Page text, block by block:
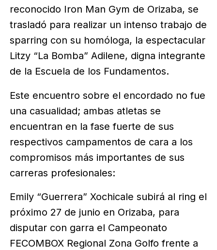
reconocido Iron Man Gym de Orizaba, se
trasladó para realizar un intenso trabajo de
sparring con su homóloga, la espectacular
Litzy “La Bomba” Adilene, digna integrante
de la Escuela de los Fundamentos.
Este encuentro sobre el encordado no fue
una casualidad; ambas atletas se
encuentran en la fase fuerte de sus
respectivos campamentos de cara a los
compromisos más importantes de sus
carreras profesionales:
Emily “Guerrera” Xochicale subirá al ring el
próximo 27 de junio en Orizaba, para
disputar con garra el Campeonato
FECOMBOX Regional Zona Golfo frente a